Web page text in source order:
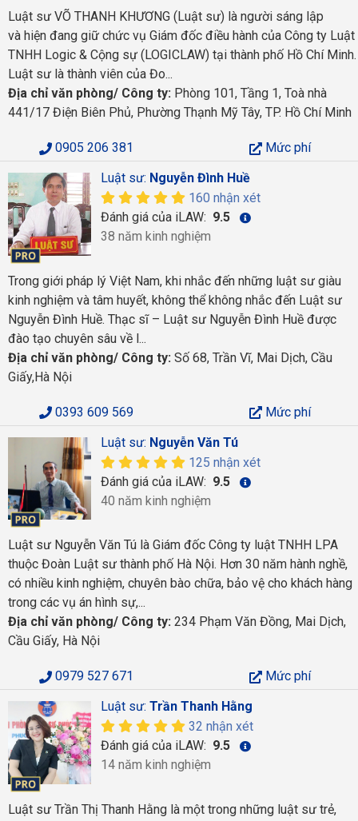
Luật sư VÕ THANH KHƯƠNG (Luật sư) là người sáng lập
và hiện đang giữ chức vụ Giám đốc điều hành của Công ty Luật
TNHH Logic & Cộng sự (LOGICLAW) tại thành phố Hồ Chí Minh.
Luật sư là thành viên của Đo...
Địa chỉ văn phòng/ Công ty: Phòng 101, Tầng 1, Toà nhà
441/17 Điện Biên Phủ, Phường Thạnh Mỹ Tây, TP. Hồ Chí Minh
0905 206 381
Mức phí
Luật sư: Nguyễn Đình Huề
160 nhận xét
Đánh giá của iLAW: 9.5
38 năm kinh nghiệm
Trong giới pháp lý Việt Nam, khi nhắc đến những luật sư giàu
kinh nghiệm và tâm huyết, không thể không nhắc đến Luật sư
Nguyễn Đình Huề. Thạc sĩ – Luật sư Nguyễn Đình Huề được
đào tạo chuyên sâu về l...
Địa chỉ văn phòng/ Công ty: Số 68, Trần Vĩ, Mai Dịch, Cầu
Giấy,Hà Nội
0393 609 569
Mức phí
Luật sư: Nguyễn Văn Tú
125 nhận xét
Đánh giá của iLAW: 9.5
40 năm kinh nghiệm
Luật sư Nguyễn Văn Tú là Giám đốc Công ty luật TNHH LPA
thuộc Đoàn Luật sư thành phố Hà Nội. Hơn 30 năm hành nghề,
có nhiều kinh nghiệm, chuyên bào chữa, bảo vệ cho khách hàng
trong các vụ án hình sự,...
Địa chỉ văn phòng/ Công ty: 234 Phạm Văn Đồng, Mai Dịch,
Cầu Giấy, Hà Nội
0979 527 671
Mức phí
Luật sư: Trần Thanh Hằng
32 nhận xét
Đánh giá của iLAW: 9.5
14 năm kinh nghiệm
Luật sư Trần Thị Thanh Hằng là một trong những luật sư trẻ,